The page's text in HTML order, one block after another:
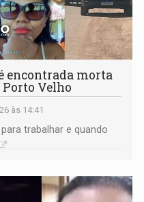
encontrada morta
Velho
às 14:41
trabalhar e quando